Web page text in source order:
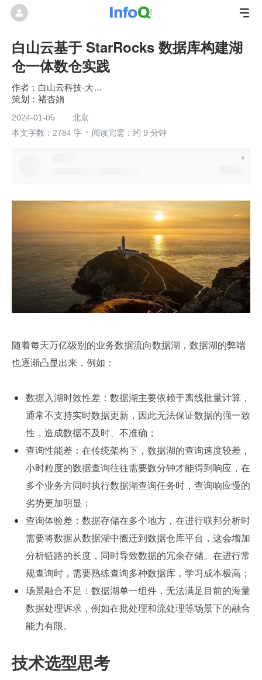
白山云基于 StarRocks 数据库构建湖
仓一体数仓实践
白山云科技-大数据团队
褚杏娟
2024-01-05
北京
本文字数：2784 字
阅读完需：约 9 分钟
随着每天万亿级别的业务数据流向数据湖，数据湖的弊端
也逐渐凸显出来，例如：
数据入湖时效性差：数据湖主要依赖于离线批量计算，
通常不支持实时数据更新，因此无法保证数据的强一致
性，造成数据不及时、不准确；
查询性能差：在传统架构下，数据湖的查询速度较差，
小时粒度的数据查询往往需要数分钟才能得到响应，在
多个业务方同时执行数据湖查询任务时，查询响应慢的
劣势更加明显；
查询体验差：数据存储在多个地方，在进行联邦分析时
需要将数据从数据湖中搬迁到数据仓库平台，这会增加
分析链路的长度，同时导致数据的冗余存储。在进行常
规查询时，需要熟练查询多种数据库，学习成本极高；
场景融合不足：数据湖单一组件，无法满足目前的海量
数据处理诉求，例如在批处理和流处理等场景下的融合
能力有限。
技术选型思考